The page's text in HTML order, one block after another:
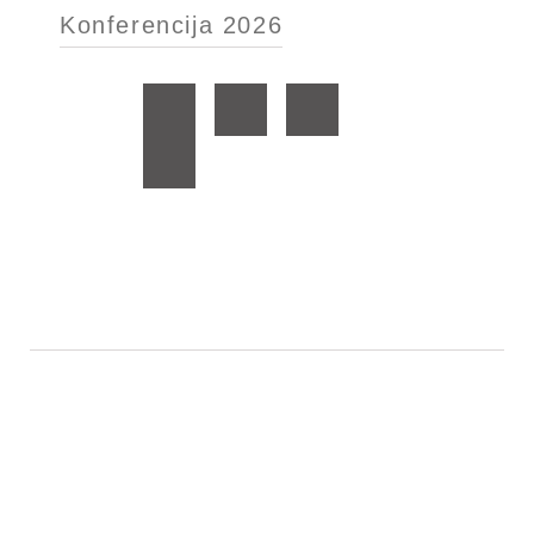
Konferencija 2026